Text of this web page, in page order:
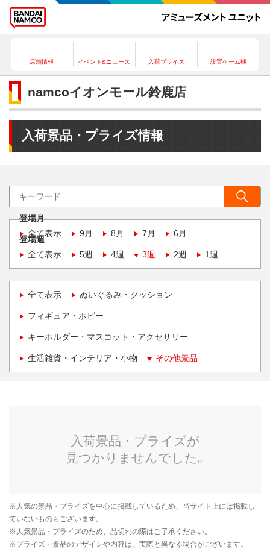
店舗情報 イベント&ニュース 入荷プライズ 設置ゲーム機
namcoイオンモール鈴鹿店
入荷景品・プライズ情報
登場月
全て表示
9月 8月 7月 6月
登場週
全て表示
5週 4週 3週 2週 1週
全て表示 ぬいぐるみ・クッション
フィギュア・ホビー
キーホルダー・マスコット・アクセサリー
生活雑貨・インテリア・小物 その他景品